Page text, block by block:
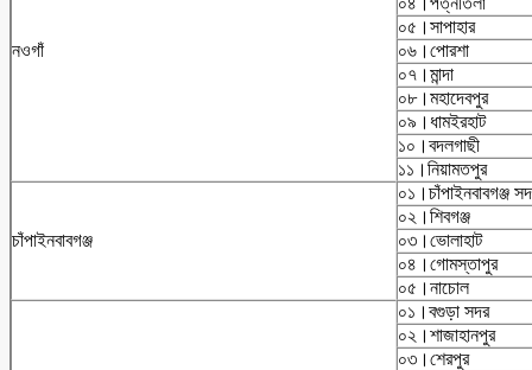
নওগাঁ
০৫।সাপাহার
০৬।পোরশা
০৭।মান্দা
০৮।মহাদেবপুর
০৯।ধামইরহাট
১০।বদলগাছী
১১।নিয়ামতপুর
চাঁপাইনবাবগঞ্জ
০১।চাঁপাইনবাবগঞ্জ
০২।শিবগঞ্জ
০৩।ভোলাহাট
০৪।গোমস্তাপুর
০৫।নাচোল
০১।বগুড়া সদর
০২।শাজাহানপুর
০৩।শেরপুর